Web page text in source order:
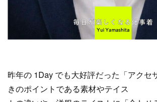
昨年の 1Day でも大好評だった「アクセ
きのポイントである素材やテイス